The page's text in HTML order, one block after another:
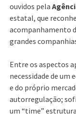
ouvidos pela
estatal, que
acompanhamento
grandes
Entre os aspectos
necessidade de
e do próprio
autorregulação;
um “time”